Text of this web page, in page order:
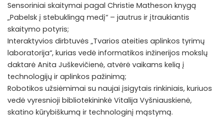
Sensoriniai skaitymai pagal Christie Matheson knygą
„Pabelsk į stebuklingą medį“ – jautrus ir įtraukiantis
skaitymo potyris;
Interaktyvios dirbtuvės „Tvarios ateities aplinkos tyrimų
laboratorija“, kurias vedė informatikos inžinerijos mokslų
daktarė Anita Juškevičienė, atvėrė vaikams kelią į
technologijų ir aplinkos pažinimą;
Robotikos užsiėmimai su naujai įsigytais rinkiniais, kuriuos
vedė vyresnioji bibliotekininkė Vitalija Vyšniauskienė,
skatino kūrybiškumą ir technologinį mąstymą.